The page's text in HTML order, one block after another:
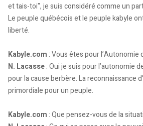
et tais-toi", je suis considéré comme un
Le peuple québécois et le peuple kabyle
liberté.
Kabyle.com : Vous êtes pour l’Autonomie
N. Lacasse: Oui je suis pour l’autonomie
pour la cause berbère. La reconnaissance
primordiale pour un peuple.
Kabyle.com : Que pensez-vous de la